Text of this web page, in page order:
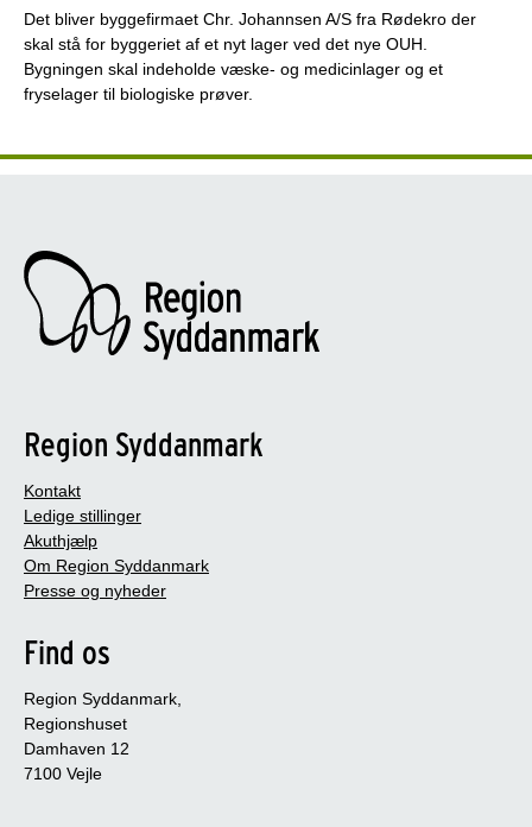
Det bliver byggefirmaet Chr. Johannsen A/S fra Rødekro der
skal stå for byggeriet af et nyt lager ved det nye OUH.
Bygningen skal indeholde væske- og medicinlager og et
fryselager til biologiske prøver.
Region Syddanmark
Kontakt
Ledige stillinger
Akuthjælp
Om Region Syddanmark
Presse og nyheder
Find os
Region Syddanmark,
Regionshuset
Damhaven 12
7100 Vejle